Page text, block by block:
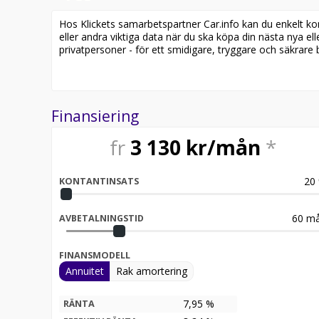
- 5-Sits
Jämför denna bil med någon av våra andra
Vid blandad körning är förbrukning endast 0.64 l/mil
Besiktigad till och med 2026-09-30
Leasbar för företag
Möjlighet till 12-60 månaders garanti
Besök
för att:
• Se närbilder och film på bilen
• Reservera bilen direkt online
Riddermark Bil Trygghetsleasing
Med Riddermark Bil Trygghetsleasing får du
extern garanti och dubbla, kvalitetssäkrade
Hos Klickets samarbetspartner Car.info kan du enkelt
eller andra viktiga data när du ska köpa din nästa nya
privatpersoner - för ett smidigare, tryggare och säkrare
Finansiering
fr 3 130 kr/mån *
KONTANTINSATS 20
AVBETALNINGSTID 60
FINANSMODELL
Annuitet Rak amortering
RÄNTA 7,95 %